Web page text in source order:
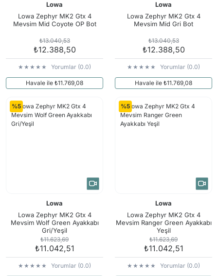
Lowa
Lowa Zephyr MK2 Gtx 4
Mevsim Mid Coyote OP Bot
₺13.040,53
₺12.388,50
Yorumlar (0.0)
Havale ile ₺11.769,08
Lowa
Lowa Zephyr MK2 Gtx 4
Mevsim Mid Gri Bot
₺13.040,53
₺12.388,50
Yorumlar (0.0)
Havale ile ₺11.769,08
%5
Lowa
Lowa Zephyr MK2 Gtx 4
Mevsim Wolf Green Ayakkabı
Gri/Yeşil
₺11.623,69
₺11.042,51
Yorumlar (0.0)
%5
Lowa
Lowa Zephyr MK2 Gtx 4
Mevsim Ranger Green Ayakkabı
Yeşil
₺11.623,69
₺11.042,51
Yorumlar (0.0)